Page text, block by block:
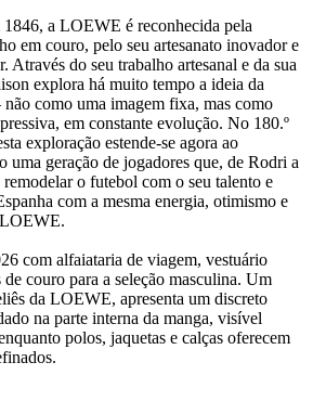
a LOEWE é reconhecida pela
em couro, pelo seu artesanato inovador e
Através do seu trabalho artesanal e da sua
explora há muito tempo a ideia da
como uma imagem fixa, mas como
em constante evolução. No 180.º
exploração estende-se agora ao
uma geração de jogadores que, de Rodri a
o futebol com o seu talento e
com a mesma energia, otimismo e
com alfaiataria de viagem, vestuário
couro para a seleção masculina. Um
da LOEWE, apresenta um discreto
na parte interna da manga, visível
polos, jaquetas e calças oferecem